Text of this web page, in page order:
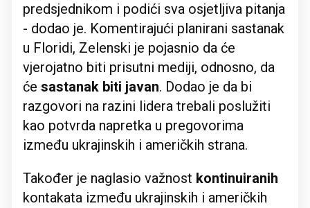
predsjednikom i podići sva osjetljiva pitanja
- dodao je. Komentirajući planirani sastanak
u Floridi, Zelenski je pojasnio da će
vjerojatno biti prisutni mediji, odnosno, da
će sastanak biti javan. Dodao je da bi
razgovori na razini lidera trebali poslužiti
kao potvrda napretka u pregovorima
između ukrajinskih i američkih strana.
Također je naglasio važnost kontinuiranih
kontakata između ukrajinskih i američkih